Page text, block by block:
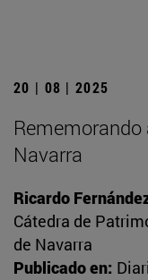
20 | 08 | 2025
Rememorando
Navarra
Ricardo
Cátedra de
de Navarra
Publicado en: